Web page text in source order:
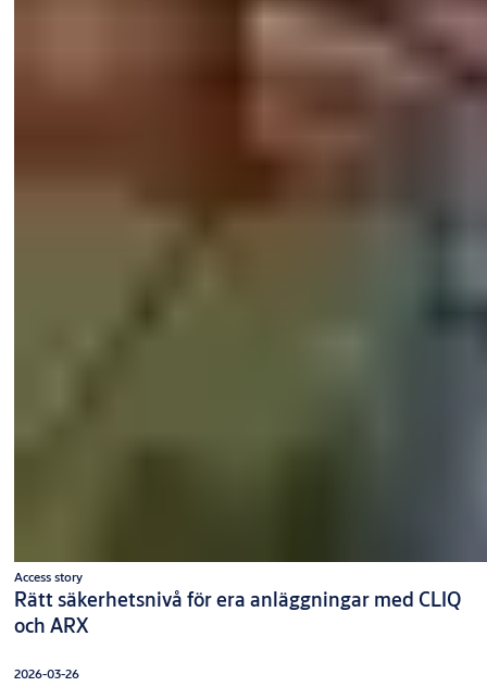
Access story
Rätt säkerhetsnivå för era anläggningar med CLIQ
och ARX
2026-03-26